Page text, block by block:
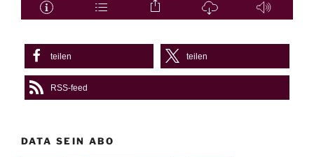
teilen teilen
RSS-feed
DATA SEIN ABO